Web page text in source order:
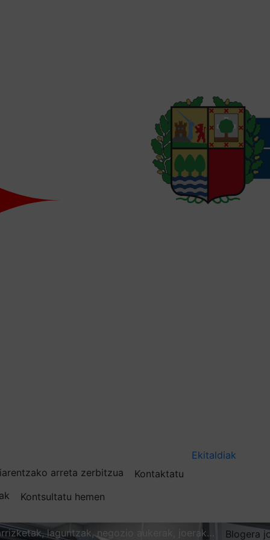
arreta zerbitzua
Kontaktatu
Kontsultatu hemen
Ekitaldiak
laguntzak, negozio aukerak, joerak… Blogera